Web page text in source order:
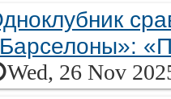
Wed, 26 Nov